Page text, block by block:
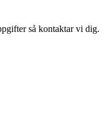
så kontaktar vi dig.